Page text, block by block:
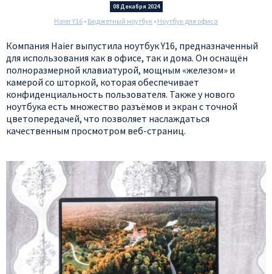
08 Декабря 2024
Haier Y16 • Бюджетный ноутбук • Ноутбук для офиса
Компания Haier выпустила ноутбук Y16, предназначенный
для использования как в офисе, так и дома. Он оснащён
полноразмерной клавиатурой, мощным «железом» и
камерой со шторкой, которая обеспечивает
конфиденциальность пользователя. Также у нового
ноутбука есть множество разъёмов и экран с точной
цветопередачей, что позволяет наслаждаться
качественным просмотром веб-страниц.